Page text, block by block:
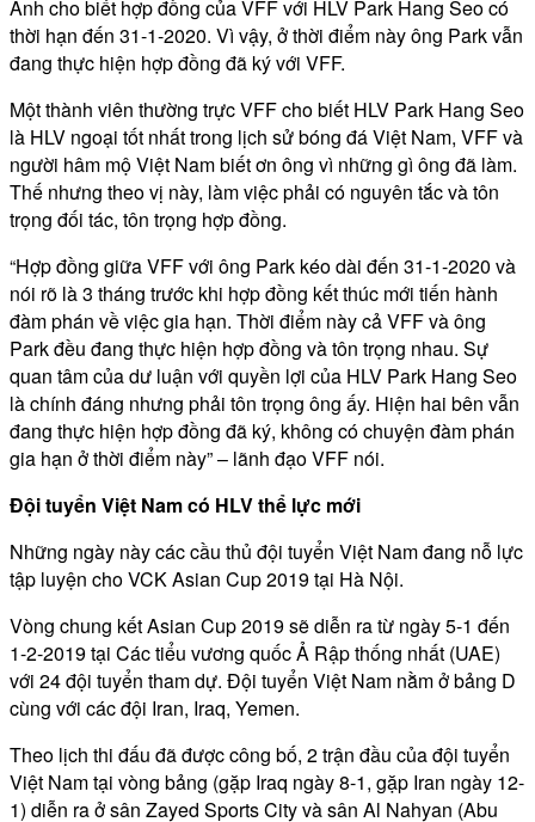
Anh cho biết hợp đồng của VFF với HLV Park Hang Seo có
thời hạn đến 31-1-2020. Vì vậy, ở thời điểm này ông Park vẫn
đang thực hiện hợp đồng đã ký với VFF.
Một thành viên thường trực VFF cho biết HLV Park Hang Seo
là HLV ngoại tốt nhất trong lịch sử bóng đá Việt Nam, VFF và
người hâm mộ Việt Nam biết ơn ông vì những gì ông đã làm.
Thế nhưng theo vị này, làm việc phải có nguyên tắc và tôn
trọng đối tác, tôn trọng hợp đồng.
“Hợp đồng giữa VFF với ông Park kéo dài đến 31-1-2020 và
nói rõ là 3 tháng trước khi hợp đồng kết thúc mới tiến hành
đàm phán về việc gia hạn. Thời điểm này cả VFF và ông
Park đều đang thực hiện hợp đồng và tôn trọng nhau. Sự
quan tâm của dư luận với quyền lợi của HLV Park Hang Seo
là chính đáng nhưng phải tôn trọng ông ấy. Hiện hai bên vẫn
đang thực hiện hợp đồng đã ký, không có chuyện đàm phán
gia hạn ở thời điểm này” – lãnh đạo VFF nói.
Đội tuyển Việt Nam có HLV thể lực mới
Những ngày này các cầu thủ đội tuyển Việt Nam đang nỗ lực
tập luyện cho VCK Asian Cup 2019 tại Hà Nội.
Vòng chung kết Asian Cup 2019 sẽ diễn ra từ ngày 5-1 đến
1-2-2019 tại Các tiểu vương quốc Ả Rập thống nhất (UAE)
với 24 đội tuyển tham dự. Đội tuyển Việt Nam nằm ở bảng D
cùng với các đội Iran, Iraq, Yemen.
Theo lịch thi đấu đã được công bố, 2 trận đầu của đội tuyển
Việt Nam tại vòng bảng (gặp Iraq ngày 8-1, gặp Iran ngày 12-
1) diễn ra ở sân Zayed Sports City và sân Al Nahyan (Abu